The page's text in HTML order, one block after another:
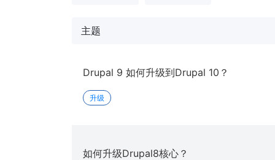
主题
Drupal 9 如何升级到Drupal 10？
升级
如何升级Drupal8核心？